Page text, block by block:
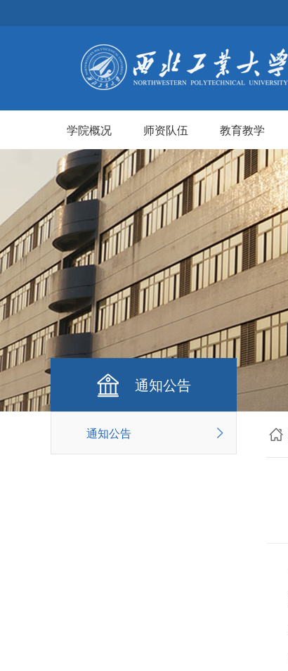
学院概况 师资队伍 教育教学
通知公告
通知公告